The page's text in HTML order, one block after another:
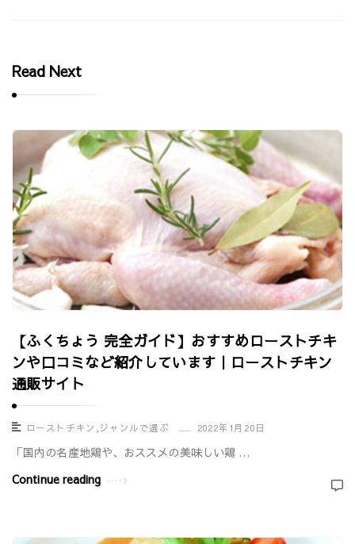
Read Next
【ふくちょう 完全ガイド】おすすめローストチキ
ンや口コミなど紹介しています｜ローストチキン
通販サイト
ローストチキン ジャンルで選ぶ 2022年1月20日
「国内の名産地鶏や、おススメの美味しい鶏 …
Continue reading